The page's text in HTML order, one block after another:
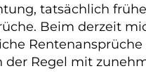
tatsächlich
Beim derzeit
der Regel mit